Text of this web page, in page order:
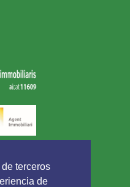
terceros
de